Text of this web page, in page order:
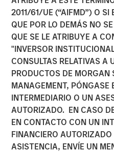
2011/61/UE (“AIFMD”) O SI
QUE POR LO DEMÁS NO
QUE SE LE ATRIBUYE A
"INVERSOR
CONSULTAS RELATIVAS A
PRODUCTOS DE MORGAN
MANAGEMENT, PÓNGASE
INTERMEDIARIO O UN
AUTORIZADO. EN CASO
EN CONTACTO CON UN
FINANCIERO AUTORIZADO
ASISTENCIA, ENVÍE UN
CONSILIENT OBSERVER
Value of